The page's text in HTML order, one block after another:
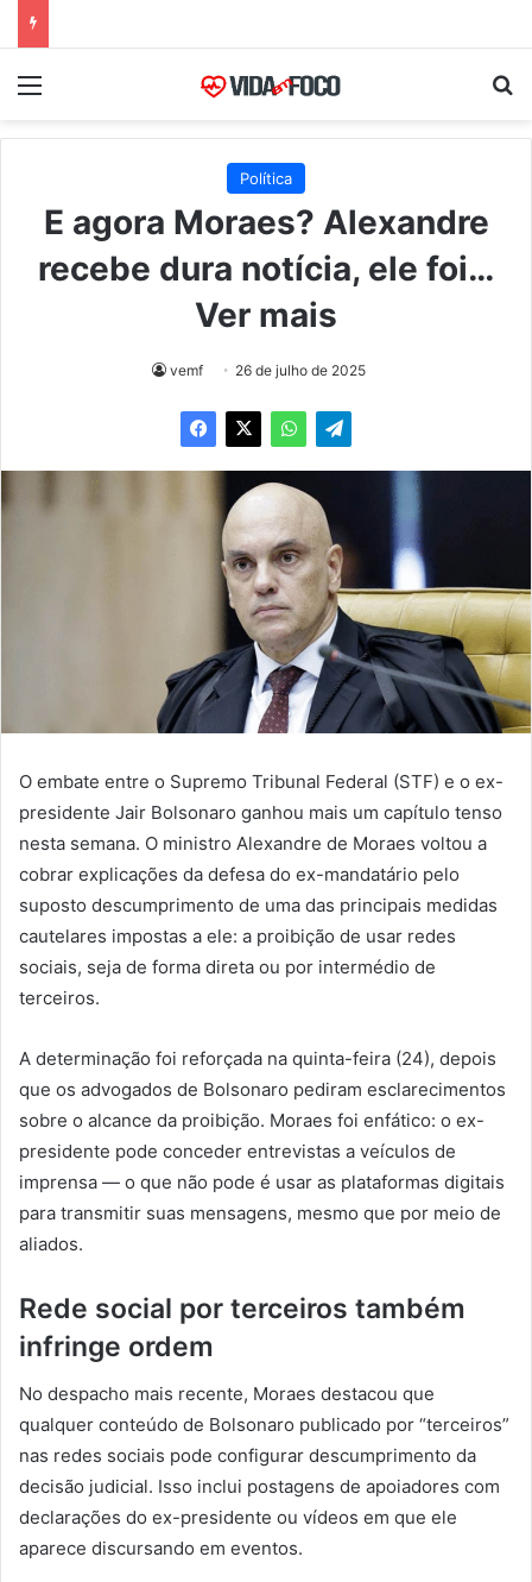
Menu
Política
E agora Moraes? Alexandre
recebe dura notícia, ele foi…
Ver mais
vemf 26 de julho de 2025
O embate entre o Supremo Tribunal Federal (STF) e o ex-
presidente Jair Bolsonaro ganhou mais um capítulo tenso
nesta semana. O ministro Alexandre de Moraes voltou a
cobrar explicações da defesa do ex-mandatário pelo
suposto descumprimento de uma das principais medidas
cautelares impostas a ele: a proibição de usar redes
sociais, seja de forma direta ou por intermédio de
terceiros.
A determinação foi reforçada na quinta-feira (24), depois
que os advogados de Bolsonaro pediram esclarecimentos
sobre o alcance da proibição. Moraes foi enfático: o ex-
presidente pode conceder entrevistas a veículos de
imprensa — o que não pode é usar as plataformas digitais
para transmitir suas mensagens, mesmo que por meio de
aliados.
Rede social por terceiros também
infringe ordem
No despacho mais recente, Moraes destacou que
qualquer conteúdo de Bolsonaro publicado por “terceiros”
nas redes sociais pode configurar descumprimento da
decisão judicial. Isso inclui postagens de apoiadores com
declarações do ex-presidente ou vídeos em que ele
aparece discursando em eventos.